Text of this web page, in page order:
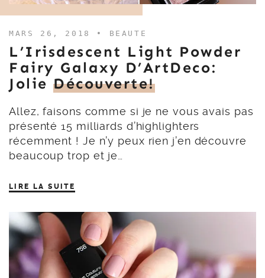
MARS 26, 2018 • BEAUTE
L’Irisdescent Light Powder
Fairy Galaxy D’ArtDeco:
Jolie Découverte!
Allez, faisons comme si je ne vous avais pas
présenté 15 milliards d’highlighters
récemment ! Je n’y peux rien j’en découvre
beaucoup trop et je…
LIRE LA SUITE